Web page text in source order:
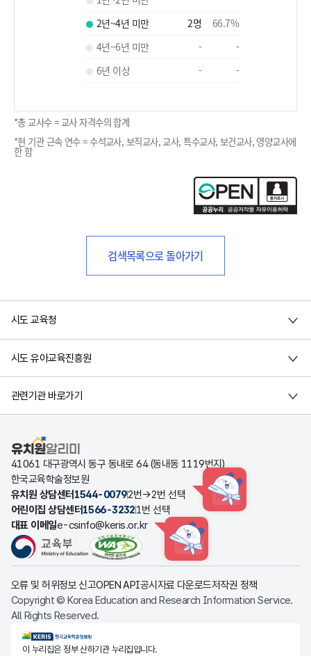
2년~4년 미만
2명 66.7%
4년~6년 미만
-
-
6년 이상
- -
*총 교사수 = 교사 자격수의 합계
*현 기관 근속 연수 = 수석교사, 보직교사, 교사, 특수교사, 보건교사, 영양교사에
한 함
검색목록으로 돌아가기
시도 교육청
시도 유아교육진흥원
관련기관 바로가기
유치원알리미
41061 대구광역시 동구 동내로 64 (동내동 1119번지)
한국교육학술정보원
유치원 상담센터 1544-00792번→2번 선택 HINT
어린이집 상담센터1566-32321번 선택
대표 이메일e-csinfo@keris.or.kr
HINT
오류 및 허위정보 신고OPEN API공시자료 다운로드저작권 정책
Copyright © Korea Education and Research Information Service.
All Rights Reserved.
KERIS한국교육학술정보원
이 누리집은 정부 산하기관 누리집입니다.